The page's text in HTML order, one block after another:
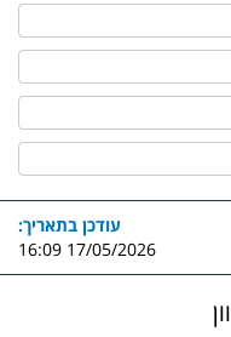
עודכן בתאריך:
17/05/2026 16:09